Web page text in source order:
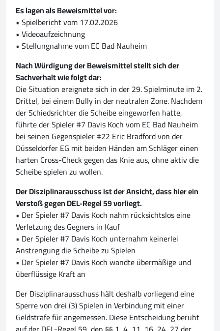
Es lagen als Beweismittel vor:
• Spielbericht vom 17.02.2026
• Videoaufzeichnung
• Stellungnahme vom EC Bad Nauheim
Nach Würdigung der Beweismittel stellt sich der
Sachverhalt wie folgt dar:
Die Situation ereignete sich in der 29. Spielminute im 2.
Drittel, bei einem Bully in der neutralen Zone. Nachdem
der Schiedsrichter die Scheibe eingeworfen hatte,
führte der Spieler #7 Davis Koch vom EC Bad Nauheim
bei seinen Gegenspieler #22 Eric Bradford von der
Düsseldorfer EG mit beiden Händen am Schläger einen
harten Cross-Check gegen das Knie aus, ohne aktiv die
Scheibe spielen zu wollen.
Der Disziplinarausschuss ist der Ansicht, dass hier ein
Verstoß gegen DEL-Regel 59 vorliegt.
• Der Spieler #7 Davis Koch nahm rücksichtslos eine
Verletzung des Gegners in Kauf
• Der Spieler #7 Davis Koch unternahm keinerlei
Anstrengung die Scheibe zu Spielen
• Der Spieler #7 Davis Koch wandte übermäßige und
überflüssige Kraft an
Der Disziplinarausschuss hält deshalb vorliegend eine
Sperre von drei (3) Spielen in Verbindung mit einer
Geldstrafe für angemessen. Diese Entscheidung beruht